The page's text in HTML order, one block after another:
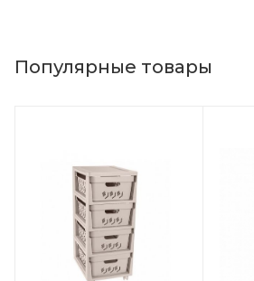
Популярные товары